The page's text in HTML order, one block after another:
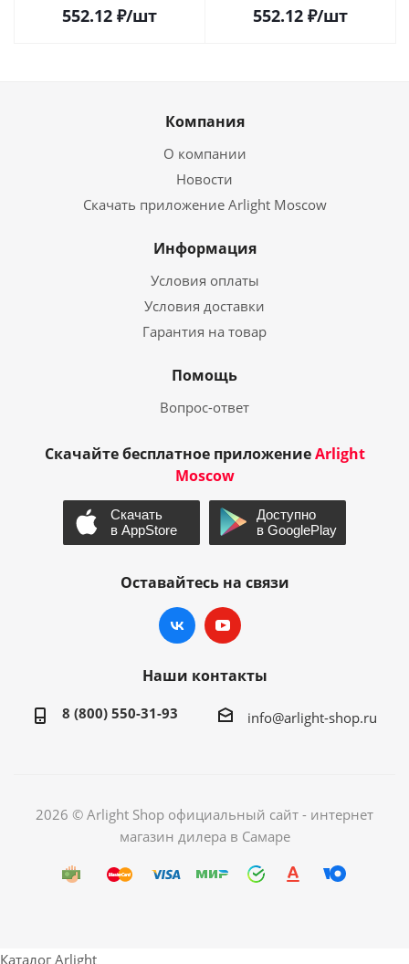
552.12 ₽/шт 552.12 ₽/шт
Компания
О компании
Новости
Скачать приложение Arlight Moscow
Информация
Условия оплаты
Условия доставки
Гарантия на товар
Помощь
Вопрос-ответ
Скачайте бесплатное приложениеArlight
Moscow
Оставайтесь на связи
Наши контакты
8 (800) 550-31-93 info@arlight-shop.ru
2026 © Arlight Shop официальный сайт - интернет
магазин дилера в Самаре
Каталог Arlight